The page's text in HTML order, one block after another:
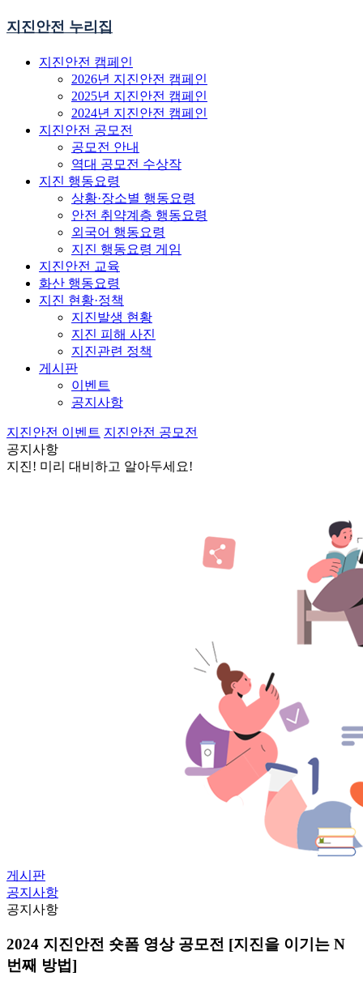
지진안전 누리집
지진안전 캠페인
2026년 지진안전 캠페인
2025년 지진안전 캠페인
2024년 지진안전 캠페인
지진안전 공모전
공모전 안내
역대 공모전 수상작
지진 행동요령
상황·장소별 행동요령
안전 취약계층 행동요령
외국어 행동요령
지진 행동요령 게임
지진안전 교육
화산 행동요령
지진 현황·정책
지진발생 현황
지진 피해 사진
지진관련 정책
게시판
이벤트
공지사항
지진안전 이벤트 지진안전 공모전
공지사항
지진! 미리 대비하고 알아두세요!
게시판
공지사항
공지사항
2024 지진안전 숏폼 영상 공모전 [지진을 이기는 N
번째 방법]